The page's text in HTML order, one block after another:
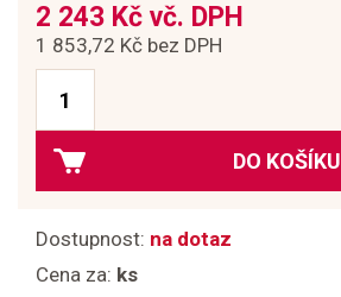
2 243 Kč vč. DPH
1 853,72 Kč bez DPH
DO KOŠÍKU
Dostupnost: na dotaz
Cena za: ks